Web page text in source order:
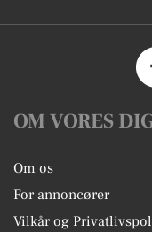
OM VORES
Om os
For annoncører
Vilkår og